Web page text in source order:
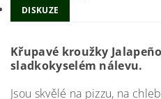
DISKUZE
Křupavé kroužky
sladkokyselém nálevu.
Jsou skvělé na pizzu, na